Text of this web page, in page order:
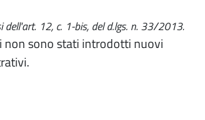
dell'art. 12, c. 1-bis, del d.lgs. n. 33/2013.
non sono stati introdotti nuovi